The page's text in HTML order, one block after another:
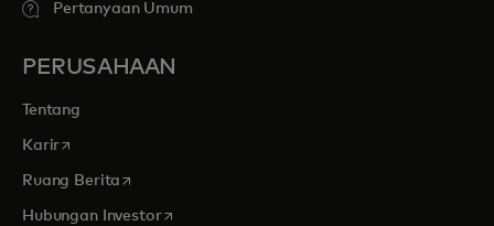
Pertanyaan Umum
PERUSAHAAN
Tentang
Kariropens in a new tab
Ruang Berita opens in a new tab
Hubungan Investoropens in a new tab